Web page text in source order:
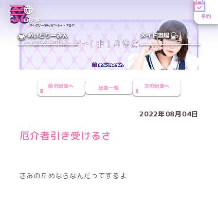
MENUEN／JP
予約
めいどりーみん メイド酒場
前の記事へ 記事一覧 次の記事へ
2022年08月04日
厄介者引き受けるさ
きみのためならなんだってするよ